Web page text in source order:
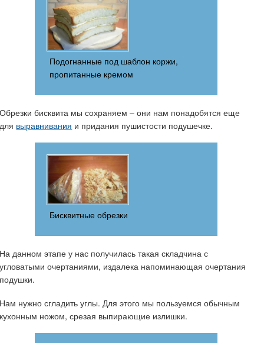
Подогнанные под шаблон коржи,
пропитанные кремом
Обрезки бисквита мы сохраняем – они нам понадобятся еще
для выравнивания и придания пушистости подушечке.
Бисквитные обрезки
На данном этапе у нас получилась такая складчина с
угловатыми очертаниями, издалека напоминающая очертания
подушки.
Нам нужно сгладить углы. Для этого мы пользуемся обычным
кухонным ножом, срезая выпирающие излишки.